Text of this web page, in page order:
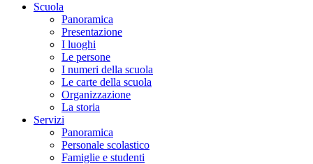
Scuola
Panoramica
Presentazione
I luoghi
Le persone
I numeri della scuola
Le carte della scuola
Organizzazione
La storia
Servizi
Panoramica
Personale scolastico
Famiglie e studenti